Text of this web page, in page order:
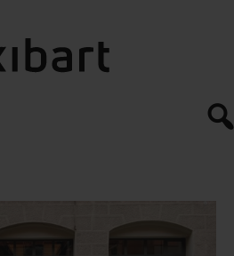
exibart.es